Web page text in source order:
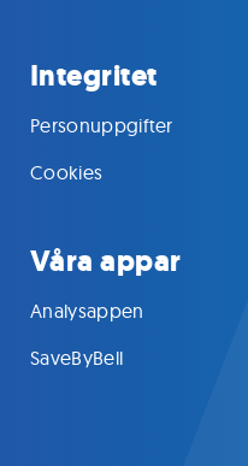
Integritet
Personuppgifter
Cookies
Våra appar
Analysappen
SaveByBell